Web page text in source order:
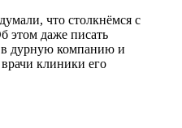
что столкнёмся с
этом даже писать
дурную компанию и
клиники его